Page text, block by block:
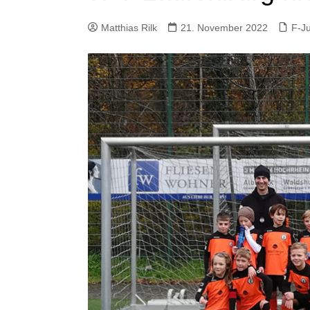
Real Madrid Fußballcamp
F-Junioren
G-Junioren
Eltern
Matthias Rilk 21. November 2022 F-